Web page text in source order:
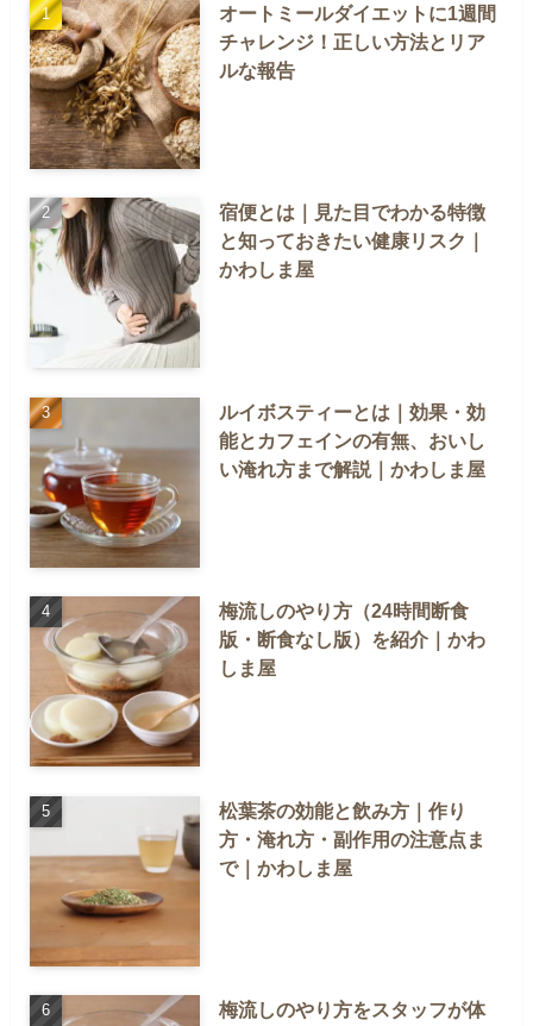
オートミールダイエットに1週間
チャレンジ！正しい方法とリア
ルな報告
宿便とは｜見た目でわかる特徴
と知っておきたい健康リスク｜
かわしま屋
ルイボスティーとは｜効果・効
能とカフェインの有無、おいし
い淹れ方まで解説｜かわしま屋
梅流しのやり方（24時間断食
版・断食なし版）を紹介｜かわ
しま屋
松葉茶の効能と飲み方｜作り
方・淹れ方・副作用の注意点ま
で｜かわしま屋
梅流しのやり方をスタッフが体